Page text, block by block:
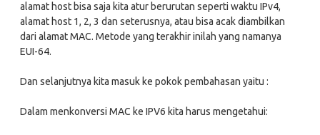
alamat host bisa saja kita atur berurutan seperti waktu IPv4,
alamat host 1, 2, 3 dan seterusnya, atau bisa acak diambilkan
dari alamat MAC. Metode yang terakhir inilah yang namanya
EUI-64.
Dan selanjutnya kita masuk ke pokok pembahasan yaitu :
Dalam menkonversi MAC ke IPV6 kita harus mengetahui: